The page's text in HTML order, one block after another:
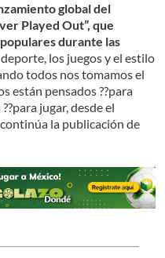
global del
Played Out”, que
durante las
los juegos y el estilo
todos nos tomamos el
están pensados ??para
jugar, desde el
la publicación de